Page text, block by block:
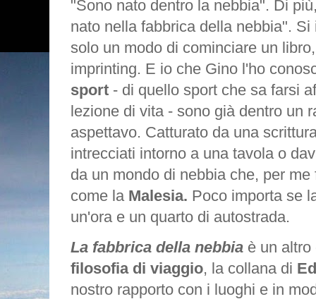
"Sono nato dentro la nebbia". Di
nato nella fabbrica della nebbia".
solo un modo di cominciare un
imprinting. E io che Gino l'ho
sport - di quello sport che sa farsi
lezione di vita - sono già dentro un
aspettavo. Catturato da una
intrecciati intorno a una tavola o
da un mondo di nebbia che, per
come la Malesia. Poco importa se
un'ora e un quarto di autostrada.
La fabbrica della nebbia è un
filosofia di viaggio, la collana di
nostro rapporto con i luoghi e in